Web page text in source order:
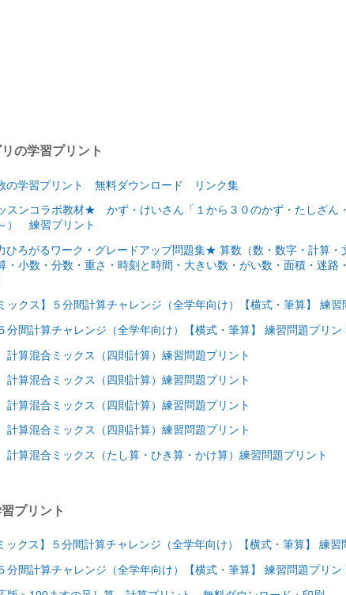
の学習プリント
の学習プリント 無料ダウンロード リンク集
スンコラボ教材★ かず・けいさん「１から３０のかず・たしざん
） 練習プリント
ろがるワーク・グレードアップ問題集★ 算数（数・数字・計算・
・小数・分数・重さ・時刻と時間・大きい数・がい数・面積・迷路
ックス】５分間計算チャレンジ（全学年向け）【横式・筆算】 練習
分間計算チャレンジ（全学年向け）【横式・筆算】 練習問題プリン
算混合ミックス（四則計算）練習問題プリント
算混合ミックス（四則計算）練習問題プリント
算混合ミックス（四則計算）練習問題プリント
算混合ミックス（四則計算）練習問題プリント
算混合ミックス（たし算・ひき算・かけ算）練習問題プリント
プリント
ックス】５分間計算チャレンジ（全学年向け）【横式・筆算】 練習
分間計算チャレンジ（全学年向け）【横式・筆算】 練習問題プリン